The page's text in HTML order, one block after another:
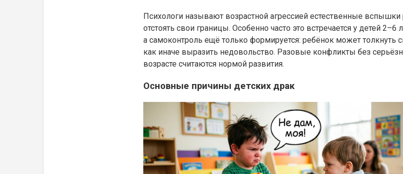
Психологи называют возрастной агрессией естественные
отстоять свои границы. Особенно часто это встречается у детей
а самоконтроль ещё только формируется: ребёнок может толкнуть
как иначе выразить недовольство. Разовые конфликты без
возрасте считаются нормой развития.
Основные причины детских драк